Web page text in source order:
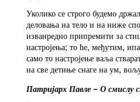
Уколико се строго будемо
деловања на тело и на ниже
изванредно припремити за
настројења; то ће, међутим,
само то настројење ваља
на све детиње снаге на ум,
Патријарх Павле – О смислу